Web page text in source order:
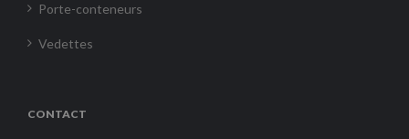
Porte-conteneurs
Vedettes
CONTACT